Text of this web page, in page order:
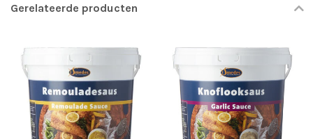
Gerelateerde producten